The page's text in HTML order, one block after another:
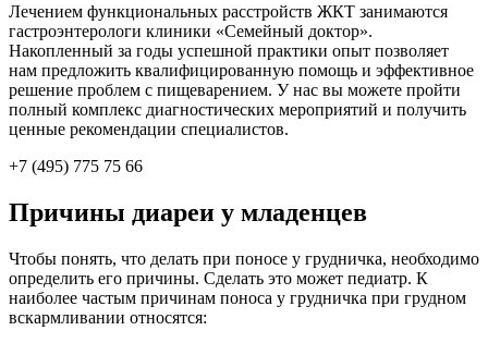
Лечением функциональных расстройств ЖКТ занимаются
гастроэнтерологи клиники «Семейный доктор».
Накопленный за годы успешной практики опыт позволяет
нам предложить квалифицированную помощь и эффективное
решение проблем с пищеварением. У нас вы можете пройти
полный комплекс диагностических мероприятий и получить
ценные рекомендации специалистов.
+7 (495) 775 75 66
Причины диареи у младенцев
Чтобы понять, что делать при поносе у грудничка, необходимо
определить его причины. Сделать это может педиатр. К
наиболее частым причинам поноса у грудничка при грудном
вскармливании относятся: